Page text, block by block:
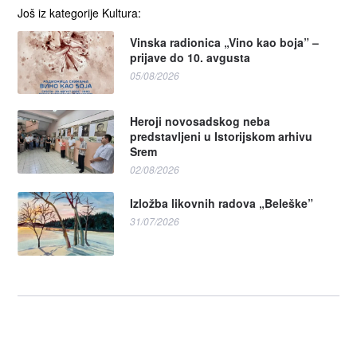
Još iz kategorije Kultura:
Vinska radionica „Vino kao boja” –
prijave do 10. avgusta
05/08/2026
Heroji novosadskog neba
predstavljeni u Istorijskom arhivu
Srem
02/08/2026
Izložba likovnih radova „Beleške”
31/07/2026